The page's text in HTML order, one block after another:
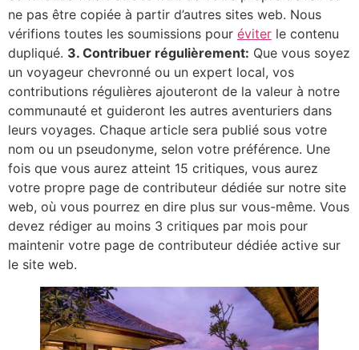
ne pas être copiée à partir d’autres sites web. Nous
vérifions toutes les soumissions pour éviter le contenu
dupliqué. 3. Contribuer régulièrement: Que vous soyez
un voyageur chevronné ou un expert local, vos
contributions régulières ajouteront de la valeur à notre
communauté et guideront les autres aventuriers dans
leurs voyages. Chaque article sera publié sous votre
nom ou un pseudonyme, selon votre préférence. Une
fois que vous aurez atteint 15 critiques, vous aurez
votre propre page de contributeur dédiée sur notre site
web, où vous pourrez en dire plus sur vous-même. Vous
devez rédiger au moins 3 critiques par mois pour
maintenir votre page de contributeur dédiée active sur
le site web.